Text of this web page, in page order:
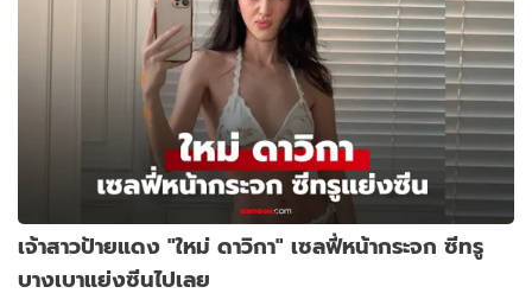
เจ้าสาวป้ายแดง "ใหม่ ดาวิกา" เซลฟี่หน้ากระจก ซีทรู
บางเบาแย่งซีนไปเลย